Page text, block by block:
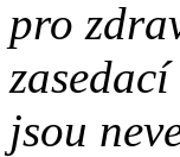
pro
jsou